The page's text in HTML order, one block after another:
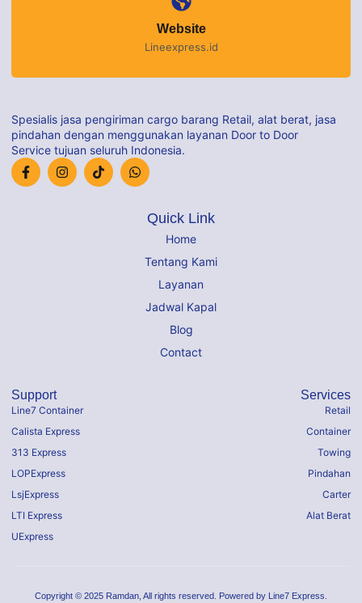
Website
Lineexpress.id
Spesialis jasa pengiriman cargo barang Retail, alat berat, jasa
pindahan dengan menggunakan layanan Door to Door
Service tujuan seluruh Indonesia.
Quick Link
Home
Tentang Kami
Layanan
Jadwal Kapal
Blog
Contact
Support
Line7 Container
Calista Express
313 Express
LOPExpress
LsjExpress
LTI Express
UExpress
Services
Retail
Container
Towing
Pindahan
Carter
Alat Berat
Copyright © 2025 Ramdan, All rights reserved. Powered by Line7 Express.